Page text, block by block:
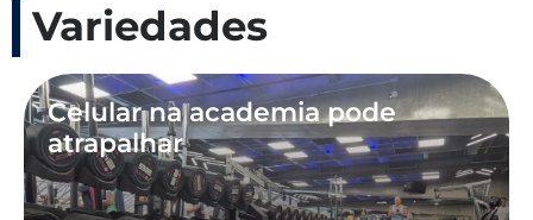
Variedades
Celular na academia pode
atrapalhar